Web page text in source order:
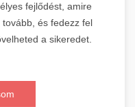
fejlődést, amire
és fedezz fel
a sikeredet.